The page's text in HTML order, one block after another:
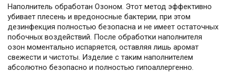
Наполнитель обработан Озоном. Этот метод эффективно
убивает плесень и вредоносные бактерии, при этом
дезинфекция полностью безопасна и не имеет остаточных
побочных воздействий. После обработки наполнителя
озон моментально испаряется, оставляя лишь аромат
свежести и чистоты. Изделие с таким наполнителем
абсолютно безопасно и полностью гипоаллергенно.